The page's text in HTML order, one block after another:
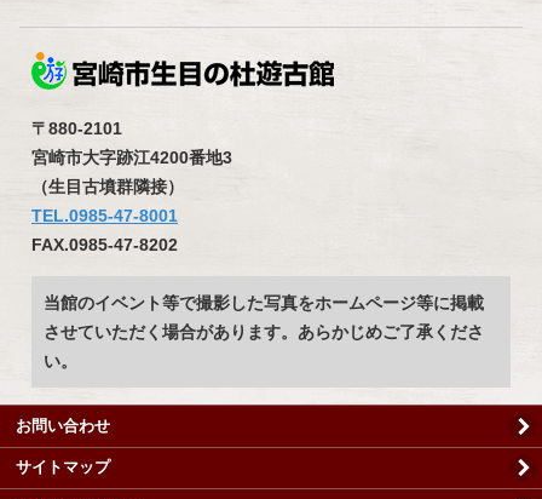
〒880-2101
宮崎市大字跡江4200番地3
（生目古墳群隣接）
TEL.0985-47-8001
FAX.0985-47-8202
当館のイベント等で撮影した写真をホームページ等に掲載
させていただく場合があります。あらかじめご了承くださ
い。
お問い合わせ
サイトマップ